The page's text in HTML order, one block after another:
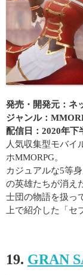
発売・開発元：ネ
ジャンル：
配信日：2020年下
人気収集型モバイ
ホMMORPG。
カジュアルな5等
の英雄たちが消え
士団の物語を扱っ
上で紹介した「セ
19. GRAN